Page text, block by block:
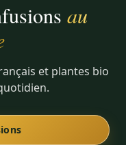
au
et plantes bio